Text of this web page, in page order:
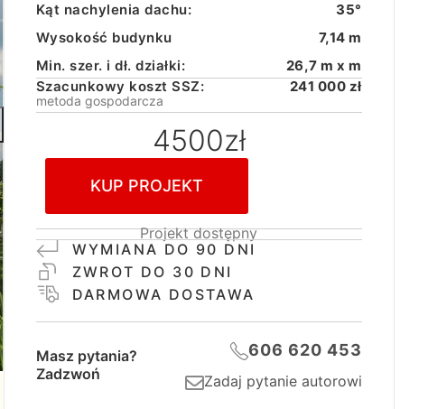
Kąt nachylenia dachu:
35°
Wysokość budynku
7,14 m
Min. szer. i dł. działki:
26,7 m x m
Szacunkowy koszt SSZ:
241 000 zł
metoda gospodarcza
4500zł
KUP PROJEKT
Projekt dostępny
WYMIANA DO 90 DNI
ZWROT DO 30 DNI
DARMOWA DOSTAWA
Masz pytania?
Zadzwoń
606 620 453
Zadaj pytanie autorowi